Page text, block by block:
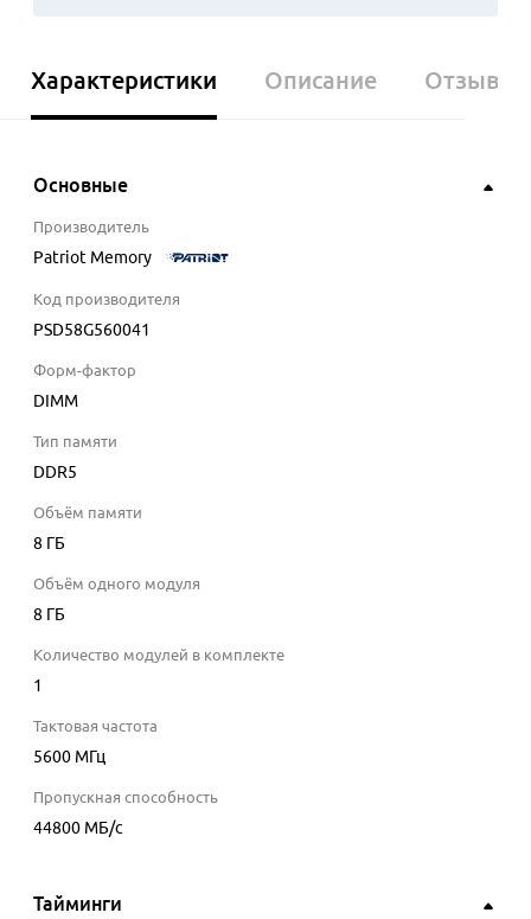
Характеристики Описание Отзывы
Основные
Производитель
Patriot Memory
Код производителя
PSD58G560041
Форм-фактор
DIMM
Тип памяти
DDR5
Объём памяти
8 ГБ
Объём одного модуля
8 ГБ
Количество модулей в комплекте
1
Тактовая частота
5600 МГц
Пропускная способность
44800 МБ/с
Тайминги